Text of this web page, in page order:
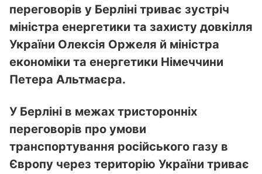
переговорів у Берліні триває зустріч
міністра енергетики та захисту довкілля
України Олексія Оржеля й міністра
економіки та енергетики Німеччини
Петера Альтмаєра.
У Берліні в межах тристоронніх
переговорів про умови
транспортування російського газу в
Європу через територію України триває